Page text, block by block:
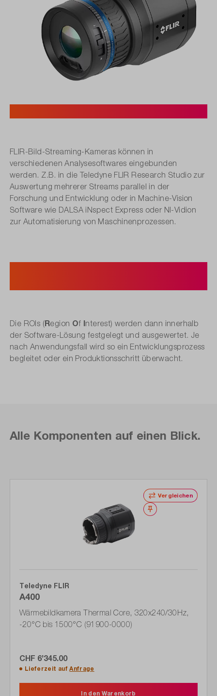
FLIR-Bild-Streaming-Kameras können in
verschiedenen Analysesoftwares eingebunden
werden. Z.B. in die Teledyne FLIR Research Studio zur
Auswertung mehrerer Streams parallel in der
Forschung und Entwicklung oder in Machine-Vision
Software wie DALSA iNspect Express oder NI-Vidion
zur Automatisierung von Maschinenprozessen.
Die ROIs (Region Of Interest) werden dann innerhalb
der Software-Lösung festgelegt und ausgewertet. Je
nach Anwendungsfall wird so ein Entwicklungsprozess
begleitet oder ein Produktionsschritt überwacht.
Alle Komponenten auf einen Blick.
Vergleichen
Merken
Teledyne FLIR
A400
Wärmebildkamera Thermal Core, 320x240/30Hz,
-20°C bis 1500°C (91900-0000)
CHF 6’345.00
Lieferzeit aufAnfrage
In den Warenkorb